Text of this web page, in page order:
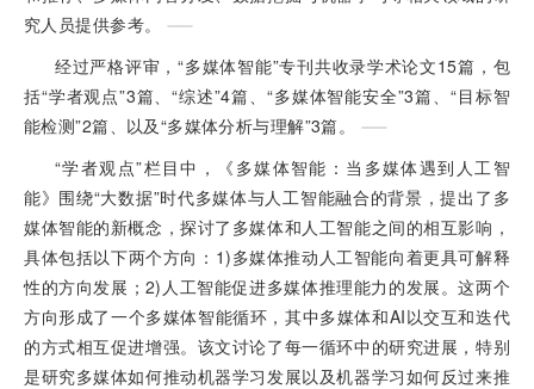
究人员提供参考。
经过严格评审，“多媒体智能”专刊共收录学术论文15篇，包
括“学者观点”3篇、“综述”4篇、“多媒体智能安全”3篇、“目标智
能检测”2篇、以及“多媒体分析与理解”3篇。
“学者观点”栏目中，《多媒体智能：当多媒体遇到人工智
能》围绕“大数据”时代多媒体与人工智能融合的背景，提出了多
媒体智能的新概念，探讨了多媒体和人工智能之间的相互影响，
具体包括以下两个方向：1)多媒体推动人工智能向着更具可解释
性的方向发展；2)人工智能促进多媒体推理能力的发展。这两个
方向形成了一个多媒体智能循环，其中多媒体和AI以交互和迭代
的方式相互促进增强。该文讨论了每一循环中的研究进展，特别
是研究多媒体如何推动机器学习发展以及机器学习如何反过来推